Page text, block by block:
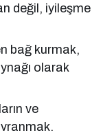
değil, iyileşme
bağ kurmak,
olarak
ve